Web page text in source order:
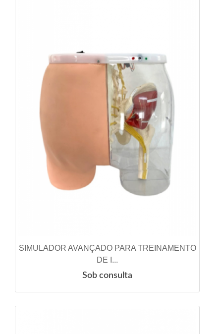
VER DETALHES
SIMULADOR AVANÇADO PARA TREINAMENTO
DE I...
Sob consulta